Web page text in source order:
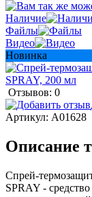
Наличие
Файлы
Видео
Новинка
Отзывов: 0
Артикул: A01628
Описание
Спрей-
SPRAY -